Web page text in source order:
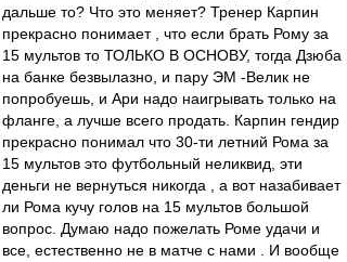
дальше то? Что это меняет? Тренер Карпин
прекрасно понимает , что если брать Рому за
15 мультов то ТОЛЬКО В ОСНОВУ, тогда Дзюба
на банке безвылазно, и пару ЭМ -Велик не
попробуешь, и Ари надо наигрывать только на
фланге, а лучше всего продать. Карпин гендир
прекрасно понимал что 30-ти летний Рома за
15 мультов это футбольный неликвид, эти
деньги не вернуться никогда , а вот назабивает
ли Рома кучу голов на 15 мультов большой
вопрос. Думаю надо пожелать Роме удачи и
все, естественно не в матче с нами . И вообще